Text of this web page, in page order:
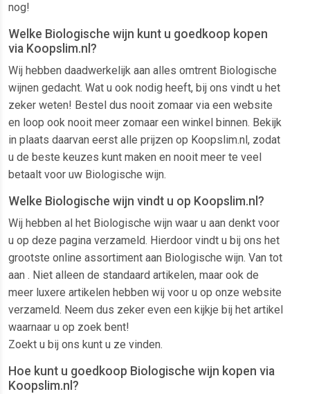
nog!
Welke Biologische wijn kunt u goedkoop kopen
via Koopslim.nl?
Wij hebben daadwerkelijk aan alles omtrent Biologische
wijnen gedacht. Wat u ook nodig heeft, bij ons vindt u het
zeker weten! Bestel dus nooit zomaar via een website
en loop ook nooit meer zomaar een winkel binnen. Bekijk
in plaats daarvan eerst alle prijzen op Koopslim.nl, zodat
u de beste keuzes kunt maken en nooit meer te veel
betaalt voor uw Biologische wijn.
Welke Biologische wijn vindt u op Koopslim.nl?
Wij hebben al het Biologische wijn waar u aan denkt voor
u op deze pagina verzameld. Hierdoor vindt u bij ons het
grootste online assortiment aan Biologische wijn. Van tot
aan . Niet alleen de standaard artikelen, maar ook de
meer luxere artikelen hebben wij voor u op onze website
verzameld. Neem dus zeker even een kijkje bij het artikel
waarnaar u op zoek bent!
Zoekt u bij ons kunt u ze vinden.
Hoe kunt u goedkoop Biologische wijn kopen via
Koopslim.nl?